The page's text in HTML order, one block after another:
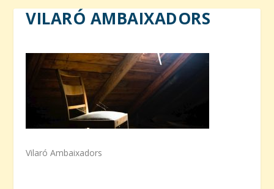
VILARÓ AMBAIXADORS
Vilaró Ambaixadors